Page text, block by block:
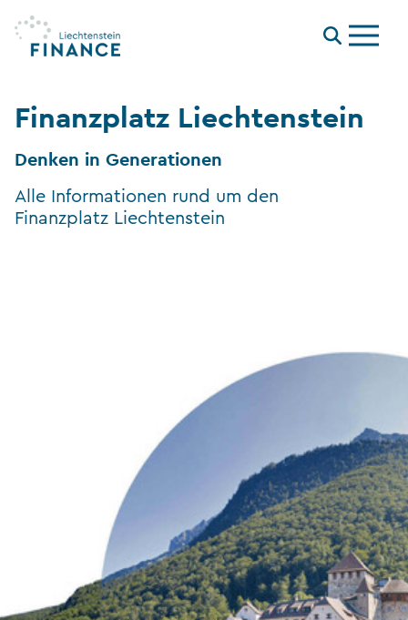
Menu
Finanzplatz Liechtenstein
Denken in Generationen
Alle Informationen rund um den
Finanzplatz Liechtenstein